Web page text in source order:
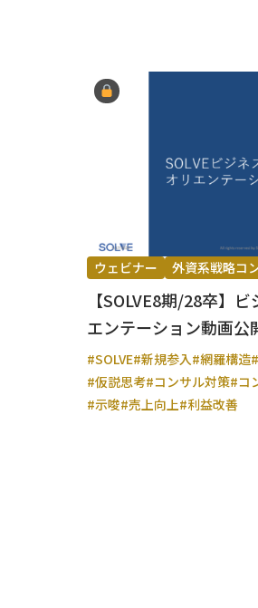
ウェビナー 外資系戦略コ
【SOLVE8期/28卒】
エンテーション動画公
#SOLVE#新規参入#網羅構造
#仮説思考#コンサル対策#コ
#示唆#売上向上#利益改善